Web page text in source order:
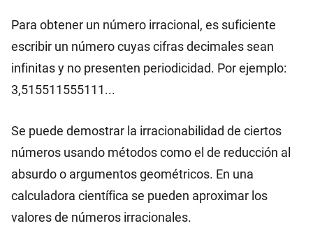
Para obtener un número irracional, es suficiente
escribir un número cuyas cifras decimales sean
infinitas y no presenten periodicidad. Por ejemplo:
3,515511555111...
Se puede demostrar la irracionabilidad de ciertos
números usando métodos como el de reducción al
absurdo o argumentos geométricos. En una
calculadora científica se pueden aproximar los
valores de números irracionales.